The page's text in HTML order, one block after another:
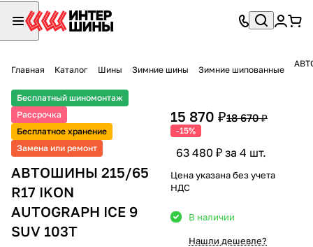
Главная Каталог Шины Зимние шины Зимние шипованные
Бесплатный шиномонтаж
Рассрочка
Бесплатное хранение
Замена или ремонт
АВТОШИНЫ 215/65
R17 IKON
AUTOGRAPH ICE 9
SUV 103T
15 870 ₽18 670 ₽
-15%
63 480 ₽ за 4 шт.
Цена указана без учета
НДС
В наличии
Нашли дешевле?